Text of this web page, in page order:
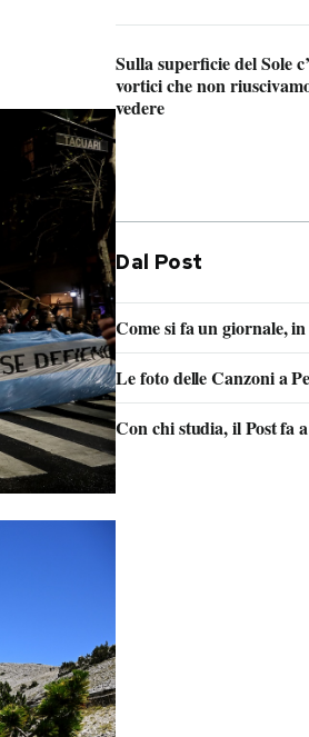
Sulla superficie del Sole
vortici che non
vedere
Dal Post
Come si fa un giornale,
Le foto delle Canzoni a
Con chi studia, il Post fa